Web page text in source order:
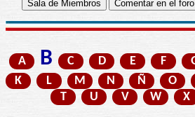
A B C D E F
K
L M N Ñ O
T
U V W X